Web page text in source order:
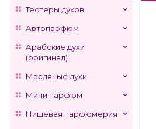
Тестеры духов
Автопарфюм
Арабские духи
(оригинал)
Масляные духи
Мини парфюм
Нишевая парфюмерия